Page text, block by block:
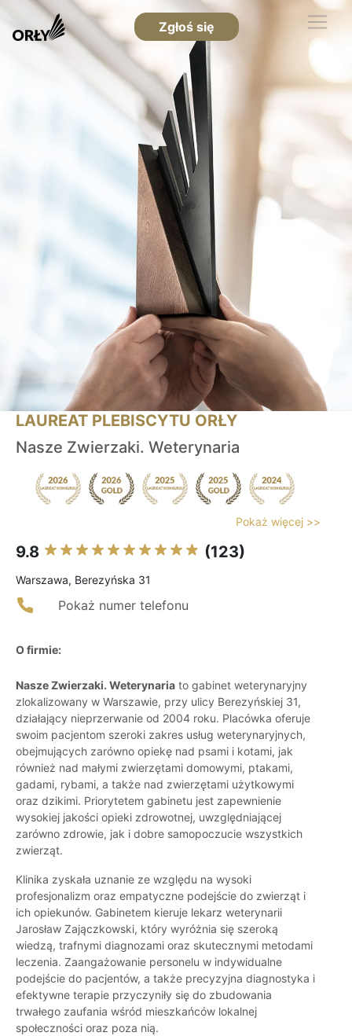
Zgłoś się
LAUREAT PLEBISCYTU ORŁY
Nasze Zwierzaki. Weterynaria
Pokaż więcej >>
9.8 (123)
Warszawa, Berezyńska 31
Pokaż numer telefonu
O firmie:
Nasze Zwierzaki. Weterynaria to gabinet weterynaryjny
zlokalizowany w Warszawie, przy ulicy Berezyńskiej 31,
działający nieprzerwanie od 2004 roku. Placówka oferuje
swoim pacjentom szeroki zakres usług weterynaryjnych,
obejmujących zarówno opiekę nad psami i kotami, jak
również nad małymi zwierzętami domowymi, ptakami,
gadami, rybami, a także nad zwierzętami użytkowymi
oraz dzikimi. Priorytetem gabinetu jest zapewnienie
wysokiej jakości opieki zdrowotnej, uwzględniającej
zarówno zdrowie, jak i dobre samopoczucie wszystkich
zwierząt.
Klinika zyskała uznanie ze względu na wysoki
profesjonalizm oraz empatyczne podejście do zwierząt i
ich opiekunów. Gabinetem kieruje lekarz weterynarii
Jarosław Zajączkowski, który wyróżnia się szeroką
wiedzą, trafnymi diagnozami oraz skutecznymi metodami
leczenia. Zaangażowanie personelu w indywidualne
podejście do pacjentów, a także precyzyjna diagnostyka i
efektywne terapie przyczyniły się do zbudowania
trwałego zaufania wśród mieszkańców lokalnej
społeczności oraz poza nią.